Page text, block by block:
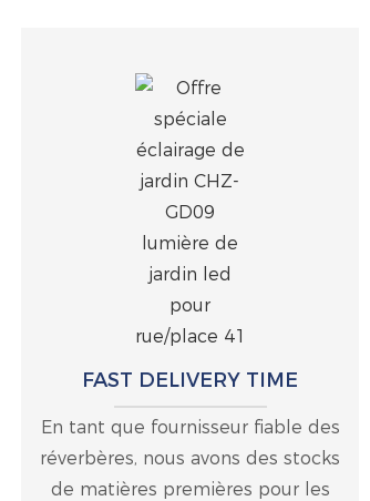
FAST DELIVERY TIME
En tant que fournisseur fiable des
réverbères, nous avons des stocks
de matières premières pour les